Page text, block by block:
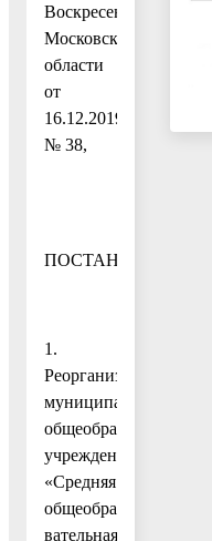
Воскресенск
Московской
области
от
16.12.2019
№ 38,
ПОСТАНОВЛЯЮ:
1.
Реорганизовать
муниципальное
общеобразовательное
учреждение
«Средняя
общеобразо-
вательная